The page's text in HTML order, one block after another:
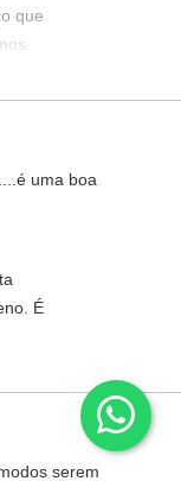
que
uma boa
É
serem